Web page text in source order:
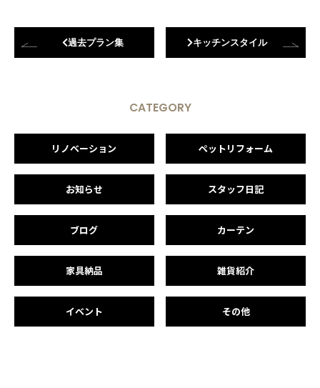
過去プラン集 キッチンスタイル
CATEGORY
リノベーション ペットリフォーム
お知らせ スタッフ日記
ブログ カーテン
家具納品 雑貨紹介
イベント その他